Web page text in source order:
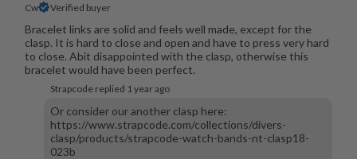
Cw Verified buyer
Bracelet links are solid and feels well made, except for the
clasp. It is hard to close and open and have to press very hard
to close. Abit disappointed with the clasp, otherwise this
bracelet would have been perfect.
Strapcode replied 1 year ago
Or consider our another clasp here:
https://www.strapcode.com/collections/divers-
clasp/products/strapcode-watch-bands-nt-clasp18-
023b